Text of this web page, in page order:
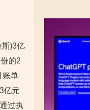
斯)3亿
的2
账单
亿元
过执